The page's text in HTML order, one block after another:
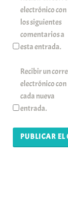
electrónico con
los siguientes
comentarios a
esta entrada.
Recibir un
electrónico con
cada nueva
entrada.